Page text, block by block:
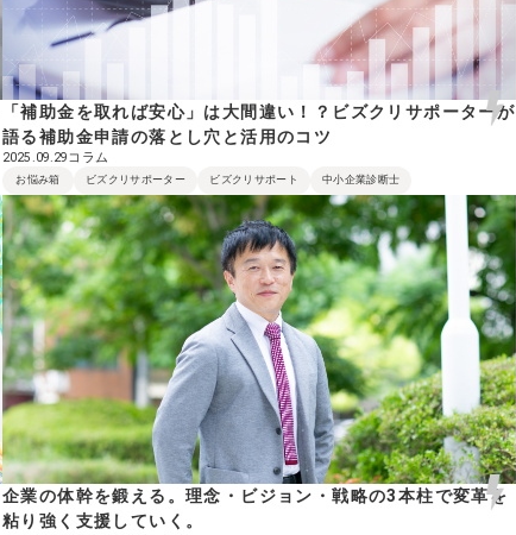
「補助金を取れば安心」は大間違い！？ビズクリサポーターが
語る補助金申請の落とし穴と活用のコツ
2025.09.29コラム
お悩み箱 ビズクリサポーター ビズクリサポート 中小企業診断士
企業の体幹を鍛える。理念・ビジョン・戦略の3本柱で変革を
粘り強く支援していく。